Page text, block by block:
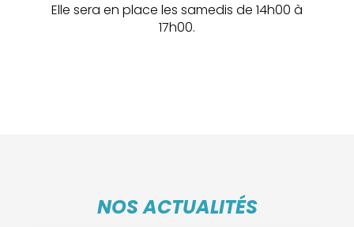
Elle sera en place les samedis de 14h00 à
17h00.
NOS ACTUALITÉS